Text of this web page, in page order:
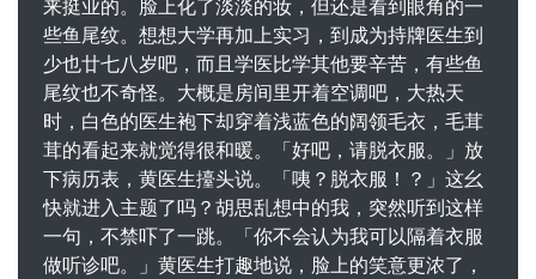
来挺业的。脸上化了淡淡的妆，但还是看到眼角的一
些鱼尾纹。想想大学再加上实习，到成为持牌医生到
少也廿七八岁吧，而且学医比学其他要辛苦，有些鱼
尾纹也不奇怪。大概是房间里开着空调吧，大热天
时，白色的医生袍下却穿着浅蓝色的阔领毛衣，毛茸
茸的看起来就觉得很和暖。「好吧，请脱衣服。」放
下病历表，黄医生擡头说。「咦？脱衣服！？」这幺
快就进入主题了吗？胡思乱想中的我，突然听到这样
一句，不禁吓了一跳。「你不会认为我可以隔着衣服
做听诊吧。」黄医生打趣地说，脸上的笑意更浓了，